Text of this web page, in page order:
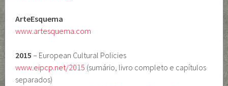
ArteEsquema
www.artesquema.com
2015 – European Cultural Policies
www.eipcp.net/2015 (sumário, livro completo e capítulos
separados)